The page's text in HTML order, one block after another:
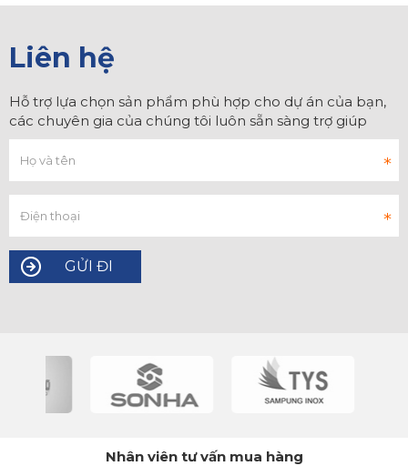
Liên hệ
Hỗ trợ lựa chọn sản phẩm phù hợp cho dự án của bạn,
các chuyên gia của chúng tôi luôn sẵn sàng trợ giúp
Nhân viên tư vấn mua hàng